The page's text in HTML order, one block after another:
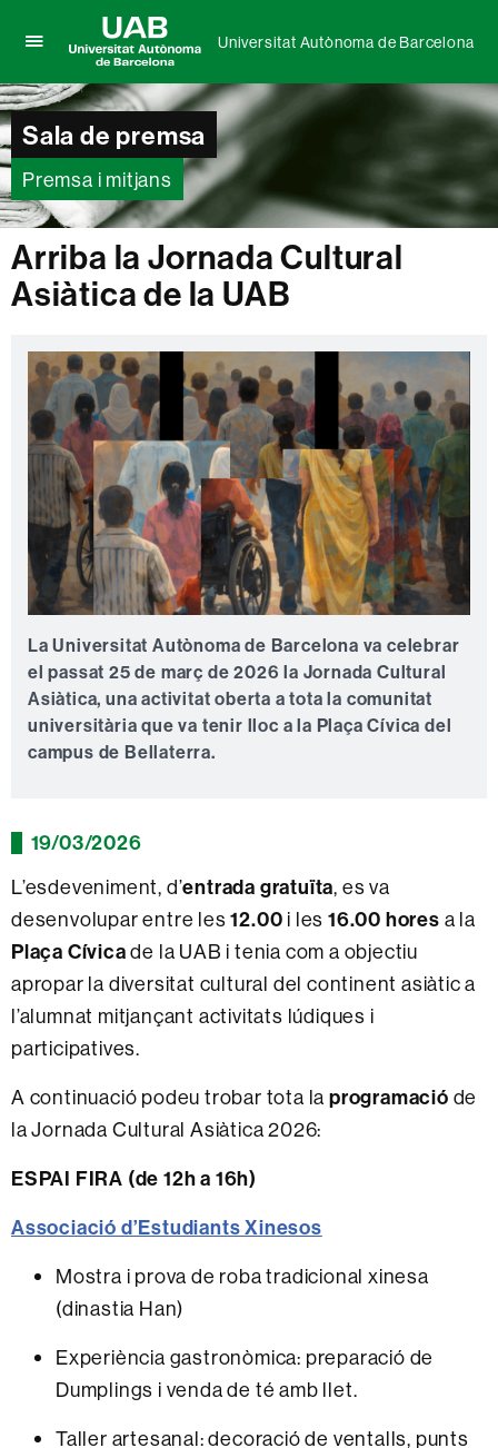
per
desplegar
el
menú
de
Universitat
Autònoma
Barcelona
Universitat
Autònoma
de
Universitat Autònoma de Barcelona
Sala de premsa
Premsa i mitjans
Arriba la Jornada Cultural
Asiàtica de la UAB
La Universitat Autònoma de Barcelona va celebrar
el passat 25 de març de 2026 la Jornada Cultural
Asiàtica, una activitat oberta a tota la comunitat
universitària que va tenir lloc a la Plaça Cívica del
campus de Bellaterra.
19/03/2026
L’esdeveniment, d’entrada gratuïta, es va
desenvolupar entre les12.00 i les16.00 hores a la
Plaça Cívicade la UAB i tenia com a objectiu
apropar la diversitat cultural del continent asiàtic a
l’alumnat mitjançant activitats lúdiques i
participatives.
A continuació podeu trobar tota la programació de
la Jornada Cultural Asiàtica 2026:
ESPAI FIRA (de 12h a 16h)
Associació d’Estudiants Xinesos
Mostra i prova de roba tradicional xinesa
(dinastia Han)
Experiència gastronòmica: preparació de
Dumplings i venda de té amb llet.
Taller artesanal: decoració de ventalls, punts